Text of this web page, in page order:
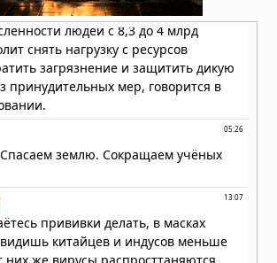
04.08.2026 в 08:21
Бивень в черепе: загадочная
травма моржа, обнаруженная в
Арктике
03.08.2026 в 08:00